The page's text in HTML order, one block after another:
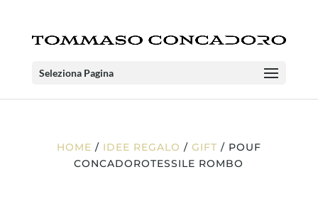
Seleziona Pagina
HOME / IDEE REGALO / GIFT / POUF
CONCADOROTESSILE ROMBO